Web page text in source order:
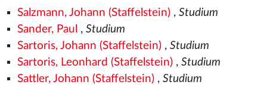
Salzmann, Johann (Staffelstein), Studium
Sander, Paul , Studium
Sartoris, Johann (Staffelstein), Studium
Sartoris, Leonhard (Staffelstein), Studium
Sattler, Johann (Staffelstein), Studium